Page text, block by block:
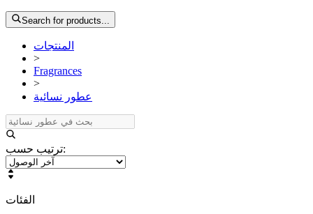
Search for products...
المنتجات
>
Fragrances
>
عطور نسائية
ترتيب حسب:
الفئات